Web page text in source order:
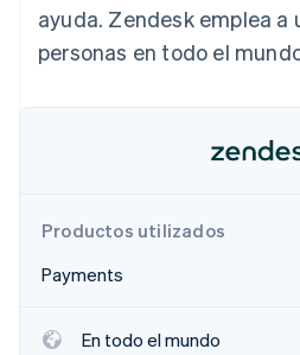
Atlas
Constitución de una startup
Eliminación de dióxido de
Verificación de identidad en
para la IA.
Ecosystem
Socios
ayuda. Zendesk emplea a
personas en todo el
Productos utilizados
Payments
En todo el mundo